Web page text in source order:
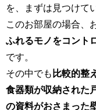
を、まずは見つけて
このお部屋の場合、
ふれるモノをコント
です。
その中でも 比較的整
食器類が収納された
の資料がおさまった